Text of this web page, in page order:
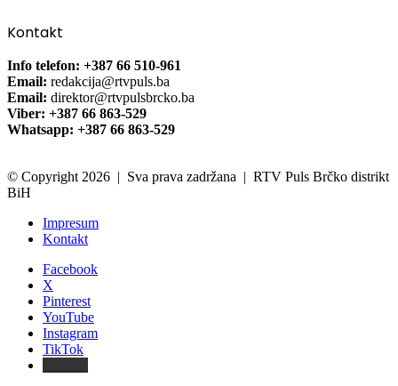
Kontakt
Info telefon: +387 66 510-961
Email: redakcija@rtvpuls.ba
Email: direktor@rtvpulsbrcko.ba
Viber: +387 66 863-529
Whatsapp: +387 66 863-529
© Copyright 2026 | Sva prava zadržana | RTV Puls Brčko distrikt
BiH
Impresum
Kontakt
Facebook
X
Pinterest
YouTube
Instagram
TikTok